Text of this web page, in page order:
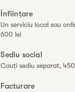
Înființare
Un serviciu local sau
600 lei
Sediu social
Cauți sediu separat,
Facturare